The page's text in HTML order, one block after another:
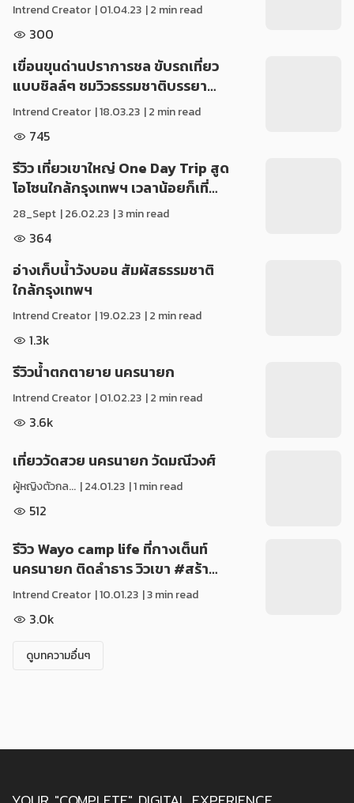
Intrend Creator |01.04.23 | 2 min read
300
เขื่อนขุนด่านปราการชล ขับรถเที่ยว
แบบชิลล์ๆ ชมวิวธรรมชาติบรรยา…
Intrend Creator |18.03.23 | 2 min read
745
รีวิว เที่ยวเขาใหญ่ One Day Trip สูด
โอโซนใกล้กรุงเทพฯ เวลาน้อยก็เที่…
28_Sept |26.02.23 | 3 min read
364
อ่างเก็บน้ำวังบอน สัมผัสธรรมชาติ
ใกล้กรุงเทพฯ
Intrend Creator |19.02.23 | 2 min read
1.3k
รีวิวน้ำตกตายาย นครนายก
Intrend Creator |01.02.23 | 2 min read
3.6k
เที่ยววัดสวย นครนายก วัดมณีวงศ์
ผู้หญิงตัวกล... |24.01.23 | 1 min read
512
รีวิว Wayo camp life ที่กางเต็นท์
นครนายก ติดลำธาร วิวเขา #สร้า…
Intrend Creator |10.01.23 | 3 min read
3.0k
ดูบทความอื่นๆ